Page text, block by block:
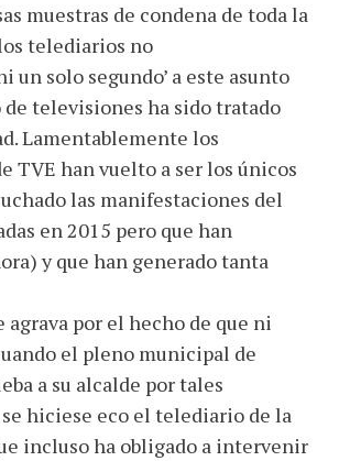
muestras de condena de toda la
telediarios no
un solo segundo’ a este asunto
de televisiones ha sido tratado
Lamentablemente los
TVE han vuelto a ser los únicos
las manifestaciones del
en 2015 pero que han
y que han generado tanta
agrava por el hecho de que ni
el pleno municipal de
a su alcalde por tales
hiciese eco el telediario de la
incluso ha obligado a intervenir